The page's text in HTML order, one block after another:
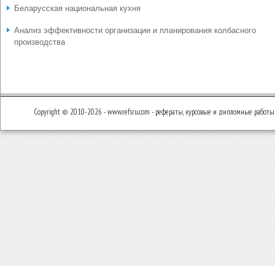
Беларусская национальная кухня
Анализ эффективности организации и планирования колбасного
производства
Copyright © 2010-2026 - www.refsru.com - рефераты, курсовые и дипломные работы